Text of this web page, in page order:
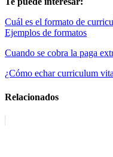
Cuál es el formato de
Ejemplos de formatos
Cuando se cobra la paga
¿Cómo echar curriculum
Relacionados